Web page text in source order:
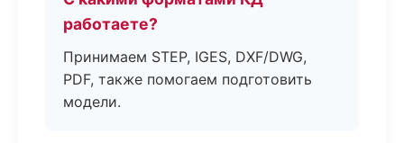
работаете?
Принимаем STEP, IGES, DXF/DWG,
PDF, также помогаем подготовить
модели.